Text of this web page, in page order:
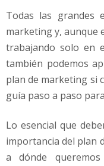
Todas las grandes
marketing y, aunque
trabajando solo en
también podemos
plan de marketing si
guía paso a paso
Lo esencial que
importancia del plan
a dónde